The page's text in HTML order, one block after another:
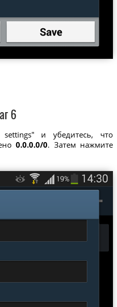
6
и убедитесь, что
0.0.0.0/0. Затем нажмите